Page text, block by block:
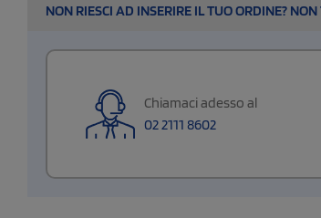
NON RIESCI AD INSERIRE IL TUO ORDINE?
Chiamaci adesso al
02 2111 8602